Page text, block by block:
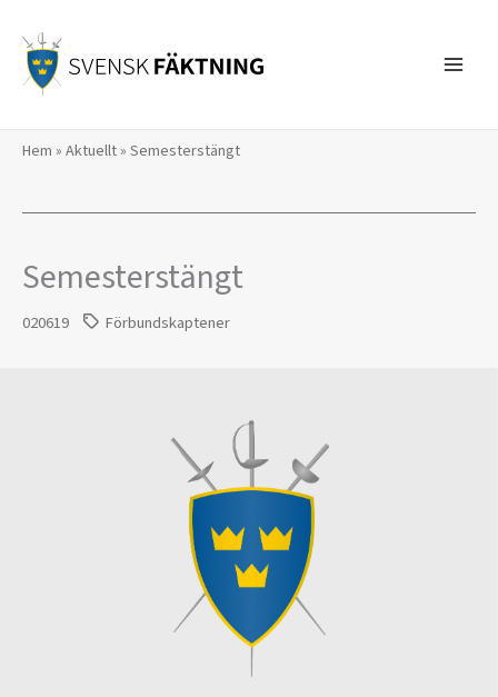
innehåll
Hem » Aktuellt» Semesterstängt
Semesterstängt
020619 Förbundskaptener